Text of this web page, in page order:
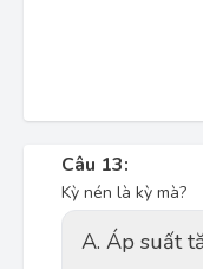
Câu 13:
Kỳ nén là kỳ mà?
A. Áp suất